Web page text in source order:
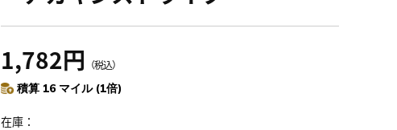
1,782円 （税込）
積算 16 マイル (1倍)
在庫